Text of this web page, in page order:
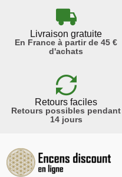
Livraison gratuite
En France à partir de 45 €
d'achats
Retours faciles
Retours possibles pendant
14 jours